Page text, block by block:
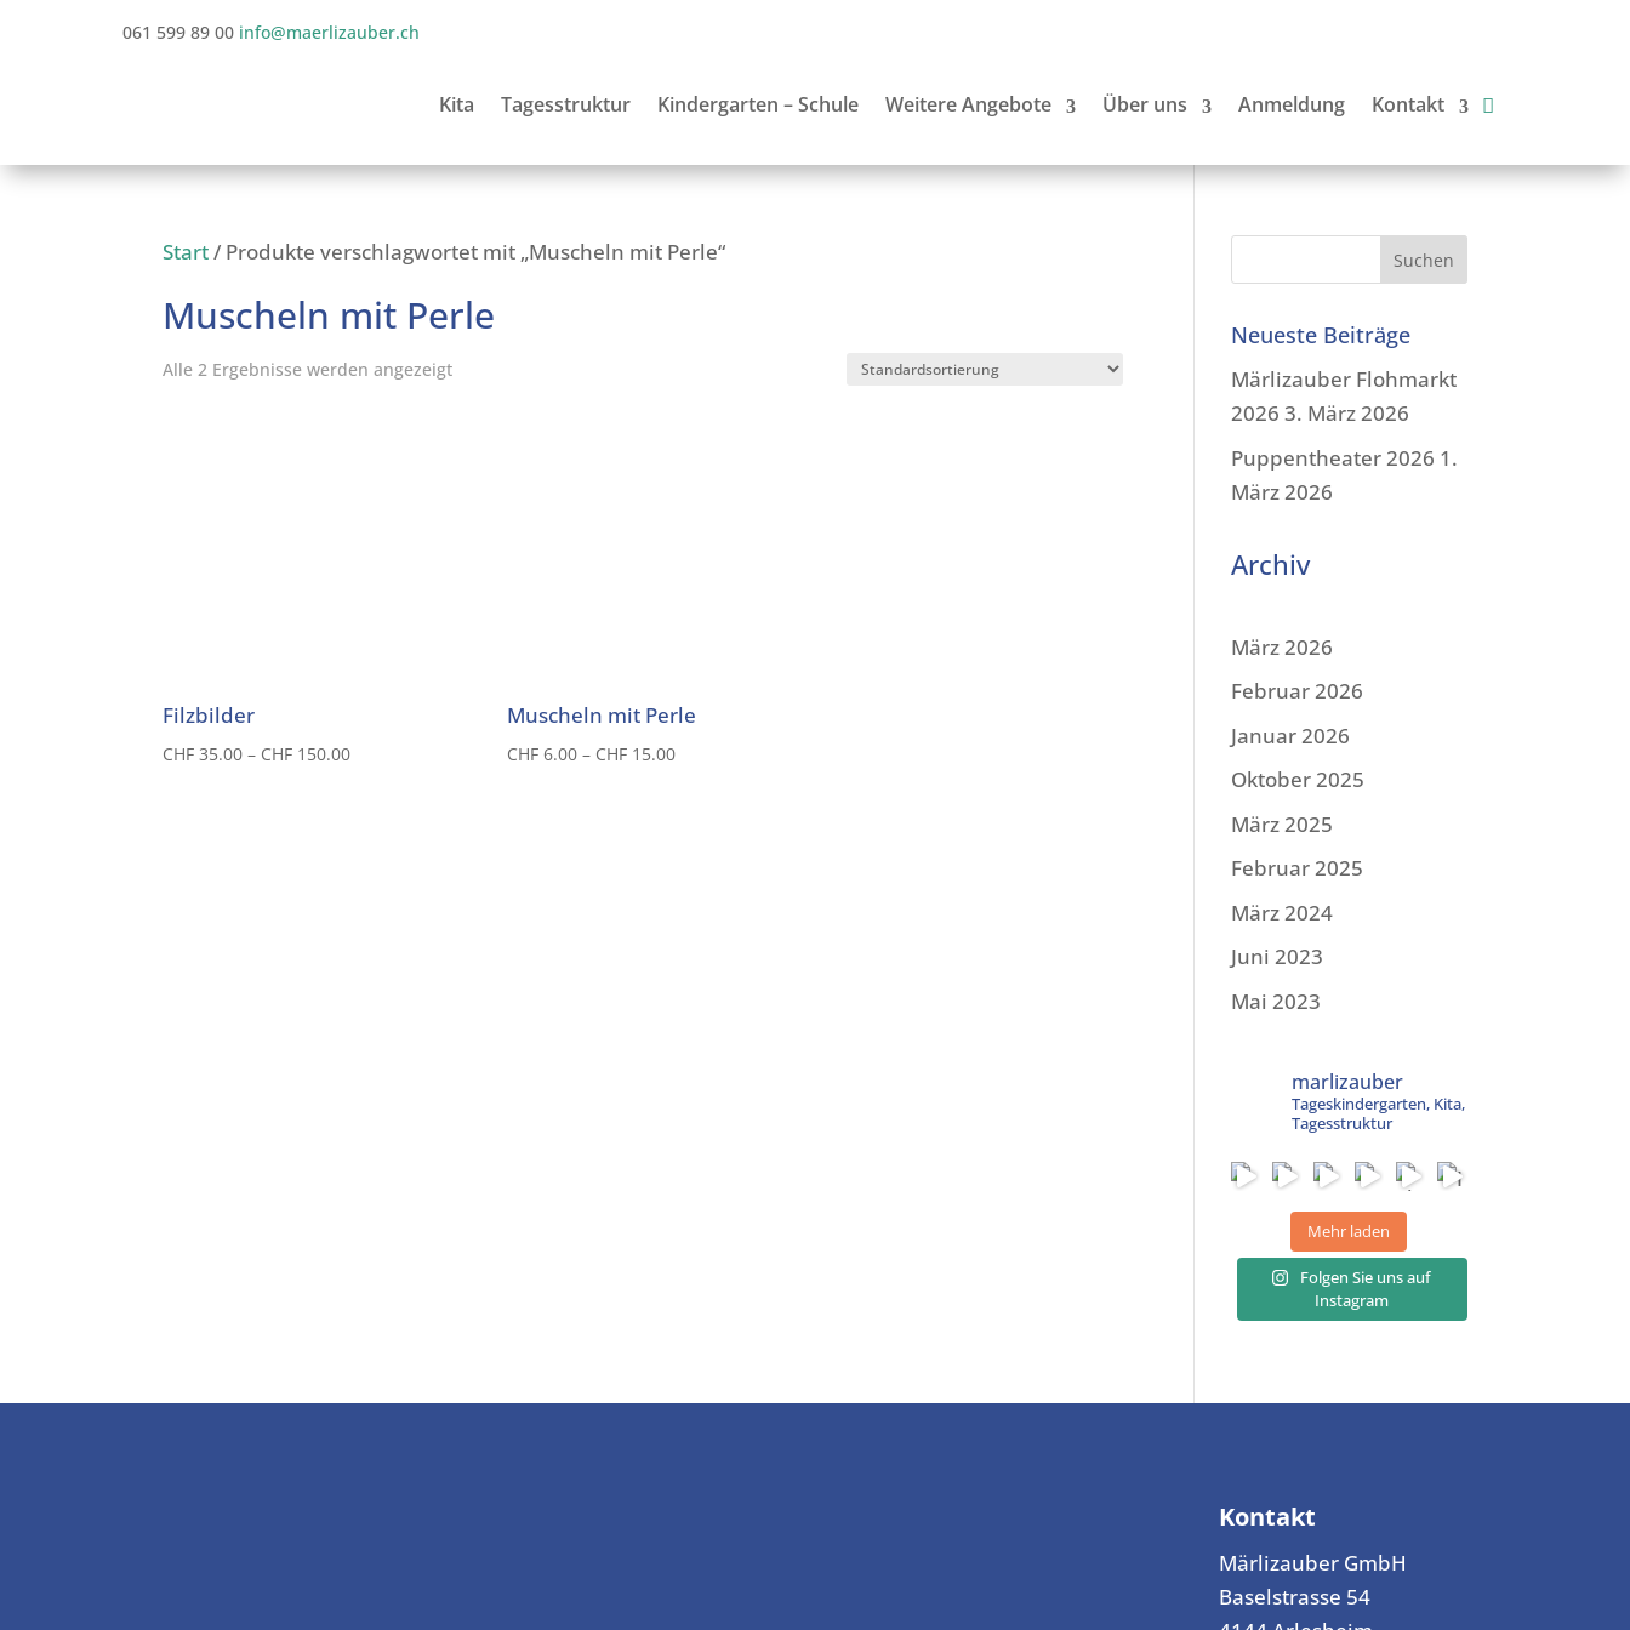
061 599 89 00 info@maerlizauber.ch
Kita Tagesstruktur Kindergarten – Schule Weitere Angebote Über uns Anmeldung Kontakt
Start/ Produkte verschlagwortet mit „Muscheln mit Perle“
Muscheln mit Perle
Alle 2 Ergebnisse werden angezeigt
Filzbilder
CHF 35.00 – CHF 150.00Preisspanne:
Muscheln mit Perle
CHF6.00 – CHF15.00Preisspanne:
Neueste Beiträge
Märlizauber Flohmarkt
2026 3. März 2026
Puppentheater 2026 1.
März 2026
Archiv
März 2026
Februar 2026
Januar 2026
Oktober 2025
März 2025
Februar 2025
März 2024
Juni 2023
Mai 2023
marlizauber
Tageskindergarten, Kita,
Tagesstruktur
Mehr laden
Folgen Sie uns auf
Instagram
Kontakt
Märlizauber GmbH
Baselstrasse 54